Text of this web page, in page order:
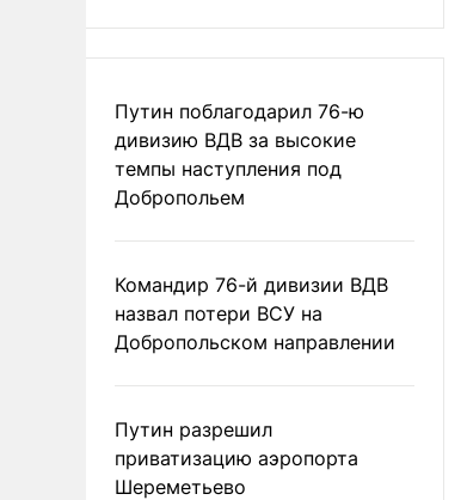
Путин поблагодарил 76-ю
дивизию ВДВ за высокие
темпы наступления под
Добропольем
Командир 76-й дивизии ВДВ
назвал потери ВСУ на
Добропольском направлении
Путин разрешил
приватизацию аэропорта
Шереметьево